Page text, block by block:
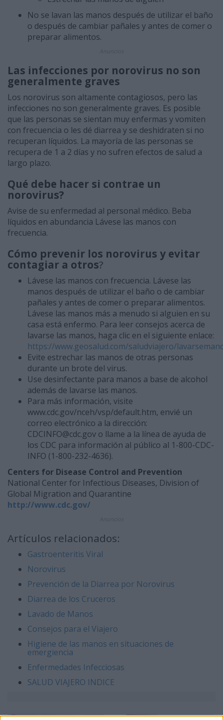
No se lavan las manos después de utilizar el baño
o después de cambiar pañales y antes de comer o
preparar alimentos.
Las infecciones por norovirus no son
generalmente graves
Los norovirus son altamente contagiosos, pero las
infecciones no son generalmente graves. Es posible
que las personas se sientan muy enfermas y vomiten
con frecuencia o les dé diarrea y se deshidraten si no
recuperan líquidos. La mayoría de las personas se
recupera de 1 a 2 días y no sufren efectos de salud a
largo plazo.
Qué debe hacer si contrae un
norovirus?
Avise de su enfermedad al personal médico. Beba
líquidos en abundancia Lávese las manos con
frecuencia.
Cómo prevenir los norovirus y evitar
contagiar a otros?
Lávese las manos con frecuencia. Lávese las
manos después de utilizar el baño o de cambiar
pañales y antes de comer o preparar alimentos.
Lávese las manos más a menudo si alguien en su
casa está enfermo. Para leer consejos acerca de
lavarse las manos, haga clic en el siguiente enlace:
https://www.geosalud.com/saludviajero/
Evite estrechar las manos de otras personas
durante un brote del virus.
Use desinfectante para manos a base de alcohol
además de lavarse las manos.
Para más información, visite
www.cdc.gov/nceh/vsp/default.htm, envié un
correo electrónico a la dirección:
CDCINFO@cdc.gov o llame a la línea de ayuda de
los CDC para información al público al 1-800-CDC-
INFO (1-800-232-4636).
Centers for Disease Control and Prevention
National Center for Infectious Diseases, Division of
Global Migration and Quarantine
http://www.cdc.gov/
Artículos relacionados:
Gastroenteritis Viral
Norovirus
Prevención de la Diarrea por Norovirus
Diarrea de los Cruceros
Lavado de Manos
Consejos para el Viajero
Higiene de las manos en situaciones de
emergiencia
Enfermedades Infecciosas
SALUD VIAJERO INDICE